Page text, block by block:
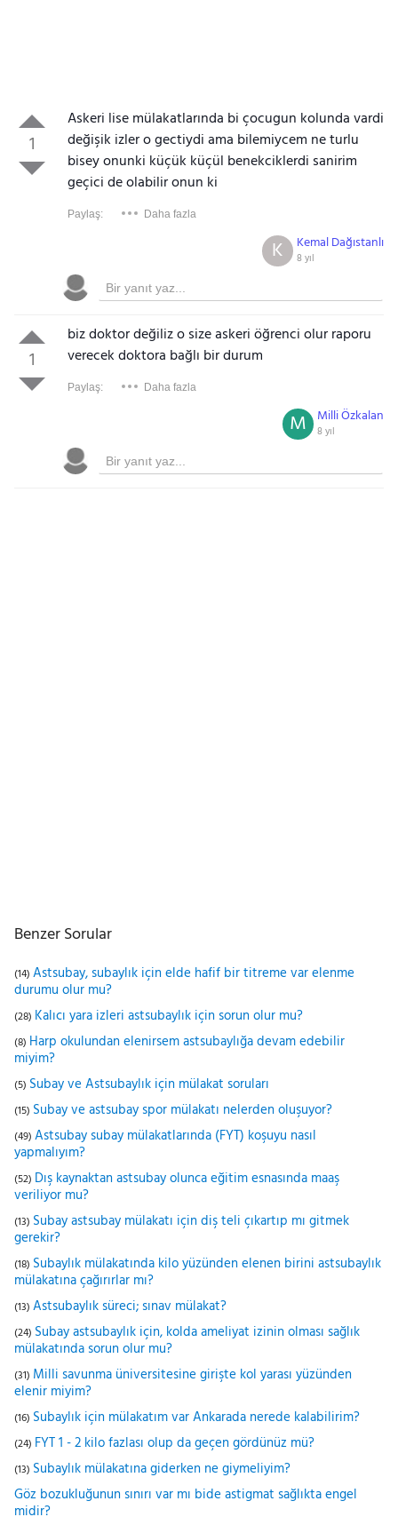
1
Askeri lise mülakatlarında bi çocugun kolunda vardi
değişik izler o gectiydi ama bilemiycem ne turlu
bisey onunki küçük küçül benekciklerdi sanirim
geçici de olabilir onun ki
Paylaş: Daha fazla
Kemal Dağıstanlı
8 yıl
K
1
biz doktor değiliz o size askeri öğrenci olur raporu
verecek doktora bağlı bir durum
Paylaş: Daha fazla
Milli Özkalan
8 yıl
M
Benzer Sorular
(14) Astsubay, subaylık için elde hafif bir titreme var elenme
durumu olur mu?
(28) Kalıcı yara izleri astsubaylık için sorun olur mu?
(8) Harp okulundan elenirsem astsubaylığa devam edebilir
miyim?
(5) Subay ve Astsubaylık için mülakat soruları
(15) Subay ve astsubay spor mülakatı nelerden oluşuyor?
(49) Astsubay subay mülakatlarında (FYT) koşuyu nasıl
yapmalıyım?
(52) Dış kaynaktan astsubay olunca eğitim esnasında maaş
veriliyor mu?
(13) Subay astsubay mülakatı için diş teli çıkartıp mı gitmek
gerekir?
(18) Subaylık mülakatında kilo yüzünden elenen birini astsubaylık
mülakatına çağırırlar mı?
(13) Astsubaylık süreci; sınav mülakat?
(24) Subay astsubaylık için, kolda ameliyat izinin olması sağlık
mülakatında sorun olur mu?
(31) Milli savunma üniversitesine girişte kol yarası yüzünden
elenir miyim?
(16) Subaylık için mülakatım var Ankarada nerede kalabilirim?
(24) FYT 1 - 2 kilo fazlası olup da geçen gördünüz mü?
(13) Subaylık mülakatına giderken ne giymeliyim?
Göz bozukluğunun sınırı var mı bide astigmat sağlıkta engel
midir?